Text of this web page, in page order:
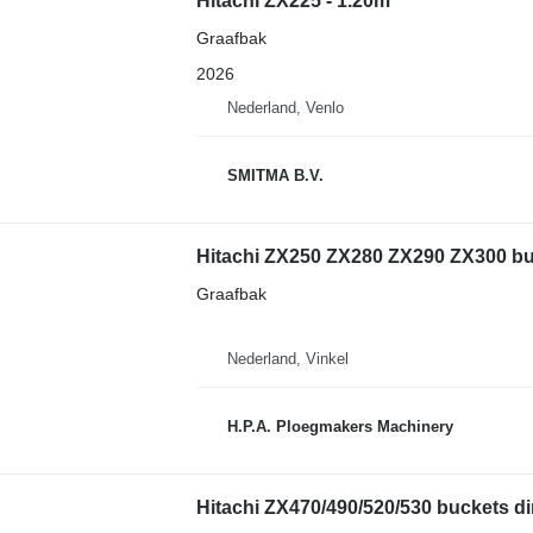
Graafbak
2026
Nederland, Venlo
SMITMA B.V.
Hitachi ZX250 ZX280 ZX290 ZX300
Graafbak
Nederland, Vinkel
H.P.A. Ploegmakers Machinery
Hitachi ZX470/490/520/530 buckets